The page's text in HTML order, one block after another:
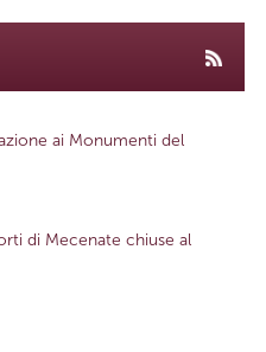
ai Monumenti del
di Mecenate chiuse al